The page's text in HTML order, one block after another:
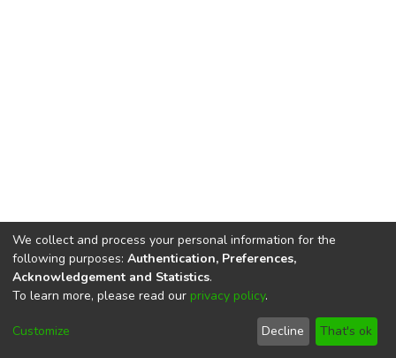
DSpace softwarecopyright © 2002-2026
Cookie
End User
Agreement
Send
Feedback
We collect and process your personal information for the
following purposes: Authentication, Preferences,
Acknowledgement and Statistics.
To learn more, please read our privacy policy.
Customize Decline That's ok